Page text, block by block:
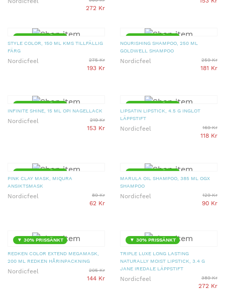
272 Kr
▼ 30% PRISSÄNKT
STYLE COLOR, 150 ML KMS TILLFÄLLIG
FÄRG
Nordicfeel 275 Kr
193 Kr
▼ 30% PRISSÄNKT
NOURISHING SHAMPOO, 250 ML
GOLDWELL SHAMPOO
Nordicfeel 259 Kr
181 Kr
▼ 30% PRISSÄNKT
INFINITE SHINE, 15 ML OPI NAGELLACK
Nordicfeel 219 Kr
153 Kr
▼ 30% PRISSÄNKT
LIPSATIN LIPSTICK, 4.5 G INGLOT
LÄPPSTIFT
Nordicfeel 169 Kr
118 Kr
▼ 30% PRISSÄNKT
PINK CLAY MASK, MIQURA
ANSIKTSMASK
Nordicfeel 89 Kr
62 Kr
▼ 30% PRISSÄNKT
MARULA OIL SHAMPOO, 385 ML OGX
SHAMPOO
Nordicfeel 129 Kr
90 Kr
▼ 30% PRISSÄNKT
REDKEN COLOR EXTEND MEGAMASK,
200 ML REDKEN HÅRINPACKNING
Nordicfeel 205 Kr
144 Kr
▼ 30% PRISSÄNKT
TRIPLE LUXE LONG LASTING
NATURALLY MOIST LIPSTICK, 3.4 G
JANE IREDALE LÄPPSTIFT
Nordicfeel 389 Kr
272 Kr